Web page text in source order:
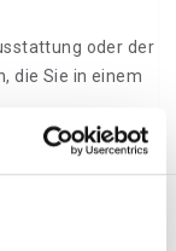
oder der
die Sie in einem